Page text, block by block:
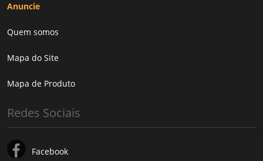
Anuncie
Quem somos
Mapa do Site
Mapa de Produto
Redes Sociais
Facebook